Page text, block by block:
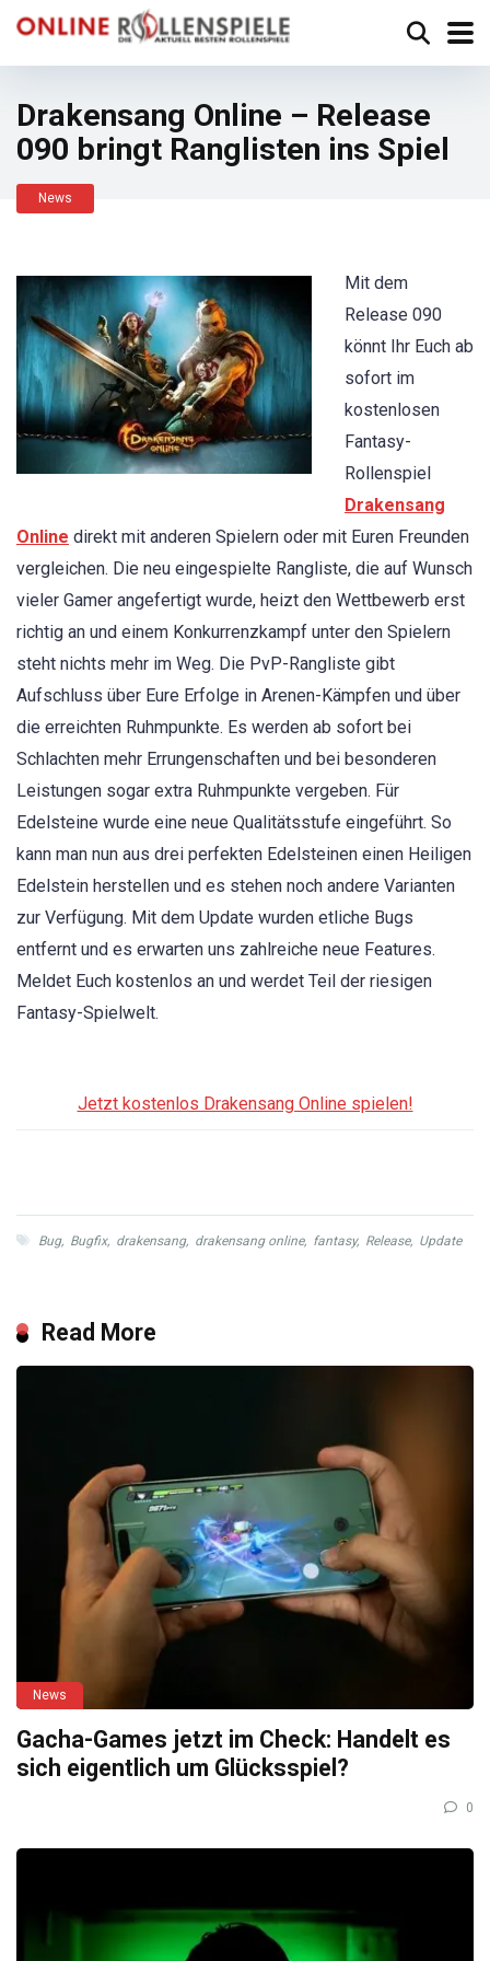
Drakensang Online – Release
090 bringt Ranglisten ins Spiel
News
Mit dem
Release 090
könnt Ihr Euch ab
sofort im
kostenlosen
Fantasy-
Rollenspiel
Drakensang
Online direkt mit anderen Spielern oder mit Euren Freunden
vergleichen. Die neu eingespielte Rangliste, die auf Wunsch
vieler Gamer angefertigt wurde, heizt den Wettbewerb erst
richtig an und einem Konkurrenzkampf unter den Spielern
steht nichts mehr im Weg. Die PvP-Rangliste gibt
Aufschluss über Eure Erfolge in Arenen-Kämpfen und über
die erreichten Ruhmpunkte. Es werden ab sofort bei
Schlachten mehr Errungenschaften und bei besonderen
Leistungen sogar extra Ruhmpunkte vergeben. Für
Edelsteine wurde eine neue Qualitätsstufe eingeführt. So
kann man nun aus drei perfekten Edelsteinen einen Heiligen
Edelstein herstellen und es stehen noch andere Varianten
zur Verfügung. Mit dem Update wurden etliche Bugs
entfernt und es erwarten uns zahlreiche neue Features.
Meldet Euch kostenlos an und werdet Teil der riesigen
Fantasy-Spielwelt.
Jetzt kostenlos Drakensang Online spielen!
Bug, Bugfix, drakensang, drakensang online, fantasy, Release, Update
Read More
News
Gacha-Games jetzt im Check: Handelt es
sich eigentlich um Glücksspiel?
0